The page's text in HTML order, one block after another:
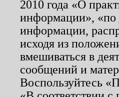
2010 года «О
информации», «по
информации,
исходя из
вмешиваться в
сообщений и
Воспользуйтесь